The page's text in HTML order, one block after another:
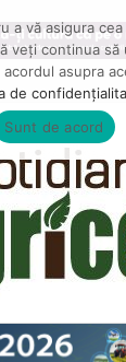
a vă asigura
veți continua să
asupra
de
Sunt de acord